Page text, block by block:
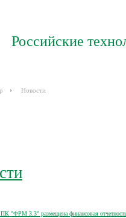
Российские
Новости
"ФРМ 3.3" размещена финансовая